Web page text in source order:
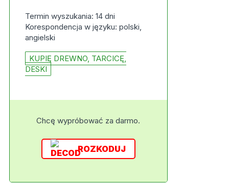
Termin wyszukania: 14 dni
Korespondencja w języku: polski,
angielski
KUPIĘ DREWNO, TARCICĘ,
DESKI
Chcę wypróbować za darmo.
ROZKODUJ